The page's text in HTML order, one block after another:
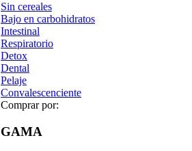
Sin cereales
Bajo en carbohidratos
Intestinal
Respiratorio
Detox
Dental
Pelaje
Convalescenciente
Comprar por:
GAMA